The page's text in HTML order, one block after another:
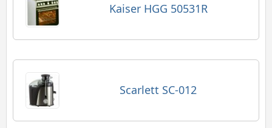
Kaiser HGG 50531R
Scarlett SC-012